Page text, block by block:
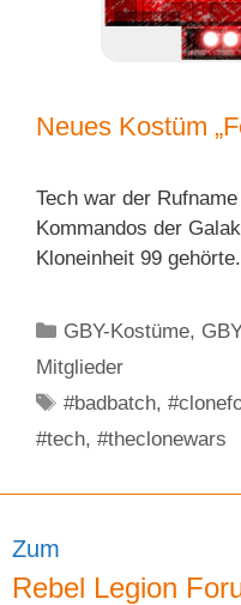
Neues Kostüm
Tech war der
Kommandos der
Kloneinheit 99 gehörte.
Kategorien
GBY-Kostüme,
Mitglieder
Schlagwörter
#badbatch,
#tech, #theclonewars
Zum
Rebel Legion